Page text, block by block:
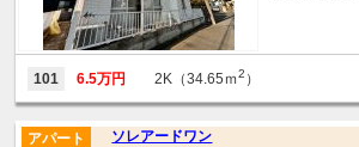
101 6.5万円 2K（34.65ｍ2 ）
ソレアードワン
アパート